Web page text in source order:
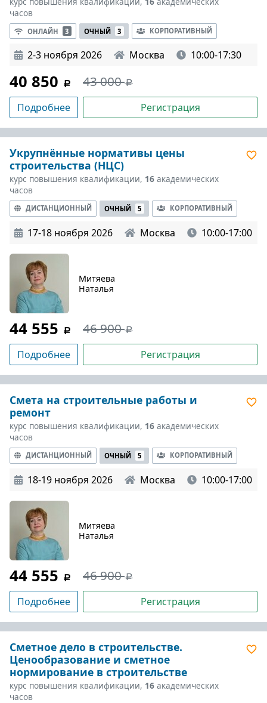
часов
ОНЛАЙН 3 ОЧНЫЙ 3 КОРПОРАТИВНЫЙ
2-3 ноября 2026 Москва 10:00-17:30
40 850 43 000
Подробнее Регистрация
Укрупнённые нормативы цены
строительства (НЦС)
курс повышения квалификации, 16 академических
часов
ДИСТАНЦИОННЫЙ ОЧНЫЙ 5 КОРПОРАТИВНЫЙ
17-18 ноября 2026 Москва 10:00-17:00
Митяева
Наталья
44 555 46 900
Подробнее Регистрация
Смета на строительные работы и
ремонт
курс повышения квалификации, 16 академических
часов
ДИСТАНЦИОННЫЙ ОЧНЫЙ 5 КОРПОРАТИВНЫЙ
18-19 ноября 2026 Москва 10:00-17:00
Митяева
Наталья
44 555 46 900
Подробнее Регистрация
Сметное дело в строительстве.
Ценообразование и сметное
нормирование в строительстве
курс повышения квалификации, 16 академических
часов